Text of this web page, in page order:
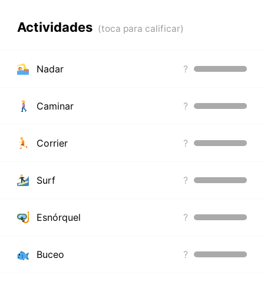
Actividades
Nadar ?
Caminar ?
Corrier ?
Surf ?
Esnórquel ?
Buceo ?